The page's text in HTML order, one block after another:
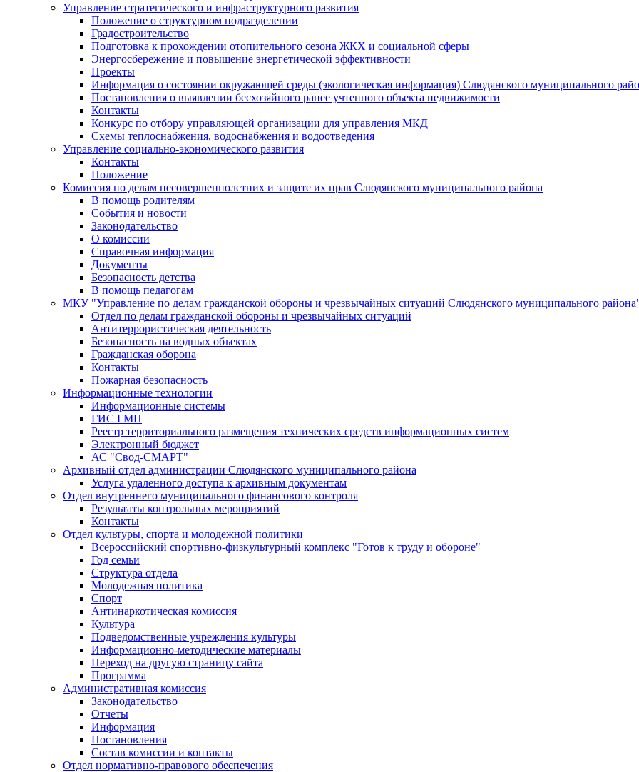
Управление стратегического и инфраструктурного развития
Положение о структурном подразделении
Градостроительство
Подготовка к прохождении отопительного сезона ЖКХ и социальной сферы
Энергосбережение и повышение энергетической эффективности
Проекты
Информация о состоянии окружающей среды (экологическая информация) Слюдянского муниципального
Постановления о выявлении бесхозяйного ранее учтенного объекта недвижимости
Контакты
Конкурс по отбору управляющей организации для управления МКД
Схемы теплоснабжения, водоснабжения и водоотведения
Управление социально-экономического развития
Контакты
Положение
Комиссия по делам несовершеннолетних и защите их прав Слюдянского муниципального района
В помощь родителям
События и новости
Законодательство
О комиссии
Справочная информация
Документы
Безопасность детства
В помощь педагогам
МКУ "Управление по делам гражданской обороны и чрезвычайных ситуаций Слюдянского муниципального
Отдел по делам гражданской обороны и чрезвычайных ситуаций
Антитеррористическая деятельность
Безопасность на водных объектах
Гражданская оборона
Контакты
Пожарная безопасность
Информационные технологии
Информационные системы
ГИС ГМП
Реестр территориального размещения технических средств информационных систем
Электронный бюджет
АС "Свод-СМАРТ"
Архивный отдел администрации Слюдянского муниципального района
Услуга удаленного доступа к архивным документам
Отдел внутреннего муниципального финансового контроля
Результаты контрольных мероприятий
Контакты
Отдел культуры, спорта и молодежной политики
Всероссийский спортивно-физкультурный комплекс "Готов к труду и обороне"
Год семьи
Структура отдела
Молодежная политика
Спорт
Антинаркотическая комиссия
Культура
Подведомственные учреждения культуры
Информационно-методические материалы
Переход на другую страницу сайта
Программа
Административная комиссия
Законодательство
Отчеты
Информация
Постановления
Состав комиссии и контакты
Отдел нормативно-правового обеспечения